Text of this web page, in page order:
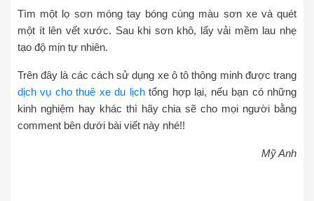
Tìm một lọ sơn móng tay bóng cùng màu sơn xe và quét
một ít lên vết xước. Sau khi sơn khô, lấy vải mềm lau nhẹ
tạo độ mịn tự nhiên.
Trên đây là các cách sử dụng xe ô tô thông minh được trang
dịch vụ cho thuê xe du lịchtổng hợp lại, nếu bạn có những
kinh nghiệm hay khác thì hãy chia sẽ cho mọi người bằng
comment bên dưới bài viết này nhé!!
Mỹ Anh